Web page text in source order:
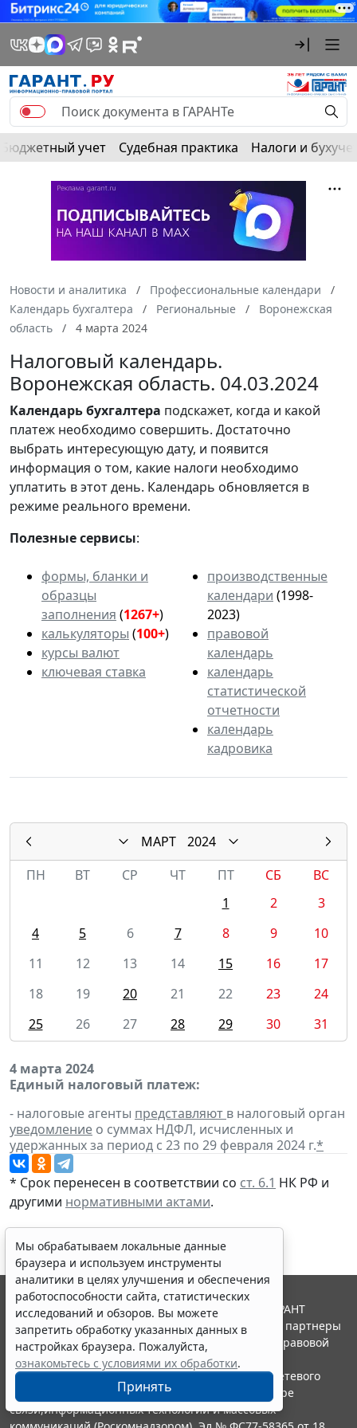
Бюджетный учет Судебная практика Налоги и
Новости и аналитика
Профессиональные календари
Календарь бухгалтера
Региональные
Воронежская
область
4 марта 2024
Налоговый календарь.
Воронежская область. 04.03.2024
Календарьбухгалтера подскажет, когда и какой
платеж необходимо совершить. Достаточно
выбрать интересующую дату, и появится
информация о том, какие налоги необходимо
уплатить в этот день. Календарь обновляется в
режиме реального времени.
Полезные сервисы:
формы, бланки и
образцы
заполнения (1267+)
калькуляторы (100+)
курсы валют
ключевая ставка
производственные
календари (1998-
2023)
правовой
календарь
календарь
статистической
отчетности
календарь
кадровика
МАРТ
2024
ПН
ВТ СР ЧТ ПТ СБ
ВС
1
2
3
4
5 6 7 8 9
10
11
12 13 14 15 16
17
18
19 20 21 22 23
24
25
26 27 28 29 30 31
4 марта 2024
Единый налоговый платеж:
- налоговые агенты представляют в налоговый орган
уведомление о суммах НДФЛ, исчисленных и
удержанных за период с 23 по 29 февраля 2024 г.*
* Срок перенесен в соответствии со ст. 6.1 НК РФ и
другими нормативными актами.
Мы обрабатываем локальные данные
браузера и используем инструменты
аналитики в целях улучшения и обеспечения
работоспособности сайта, статистических
исследований и обзоров. Вы можете
запретить обработку указанных данных в
настройках браузера. Пожалуйста,
ознакомьтесь с условиями их обработки.
Принять
© ООО "НПП "ГАРАНТ-СЕРВИС", 2026. Система ГАРАНТ
выпускается с 1990 года. Компания "Гарант" и ее партнеры
являются участниками Российской ассоциации правовой
информации ГАРАНТ.
Портал ГАРАНТ.РУ зарегистрирован в качестве сетевого
издания Федеральной службой по надзору в сфере
связи,информационных технологий и массовых